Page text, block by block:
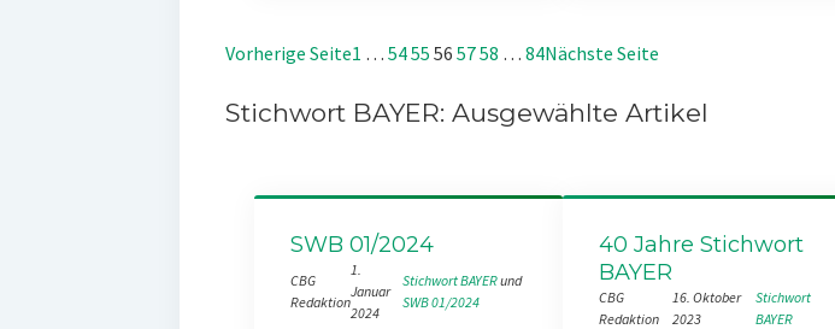
Vorherige Seite1 … 5455 56 5758 … 84Nächste Seite
Stichwort BAYER: Ausgewählte Artikel
SWB 01/2024
CBG
Redaktion
1.
Januar
2024
Stichwort BAYER
und
SWB 01/2024
40 Jahre Stichwort
BAYER
CBG
Redaktion
16. Oktober
2023
Stichwort
BAYER